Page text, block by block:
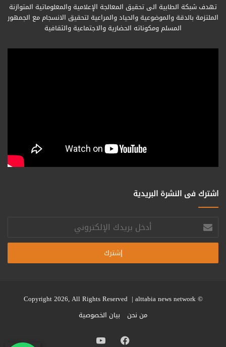
تهدف شبكة الطابية الى تحقيق المعالجة الإعلامية والمعلوماتية المتوازنة
الملتزمة بالدقة والموضوعية والحياد والمراعية لتحقيق الانسجام مع الجمهور
المسلم ومكوناته الحضارية والاجتماعية والثقافية
اشترك فى النشرة البريدية
أدخل
بريدك
الإلكتروني
© Copyright 2026, All Rights Reserved |
alttabia news network
من نحن
بيان الخصوصية
فيسبوك